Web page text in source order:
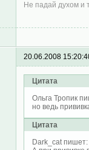
Не падай духом и
20.06.2008
Цитата
Ольга Тропик
но ведь
Цитата
Dark_cat пишет: